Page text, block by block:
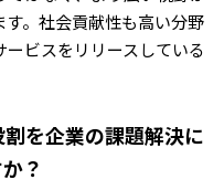
。社会貢献性も高い分野
ビスをリリースしている
を企業の課題解決に
？